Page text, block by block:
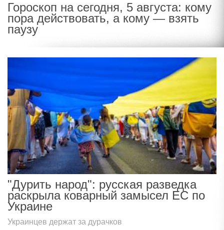
Гороскоп на сегодня, 5 августа: кому
пора действовать, а кому — взять
паузу
"Дурить народ": русская разведка
раскрыла коварный замысел ЕС по
Украине
Украинцев держат за дурачков